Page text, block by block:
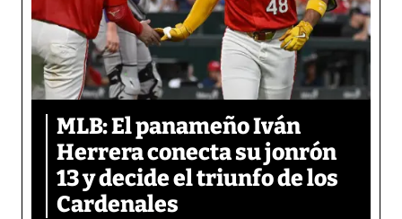
MLB: El panameño Iván
Herrera conecta su jonrón
13 y decide el triunfo de los
Cardenales